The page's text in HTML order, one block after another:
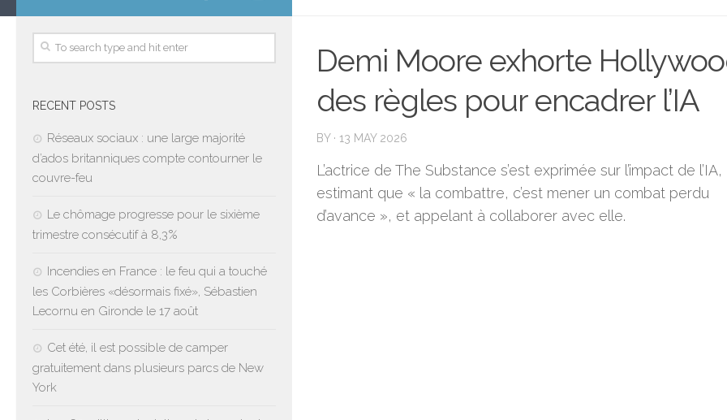
Demi Moore exhorte
des règles pour encadrer l’IA
BY · 13 MAY 2026
L’actrice de The Substance s’est exprimée sur l’impact de l’IA,
estimant que « la combattre, c’est mener un combat perdu
d’avance », et appelant à collaborer avec elle.
RECENT POSTS
Réseaux sociaux : une large majorité
d’ados britanniques compte contourner le
couvre-feu
Le chômage progresse pour le sixième
trimestre consécutif à 8,3%
Incendies en France : le feu qui a touché
les Corbières «désormais fixé», Sébastien
Lecornu en Gironde le 17 août
Cet été, il est possible de camper
gratuitement dans plusieurs parcs de New
York